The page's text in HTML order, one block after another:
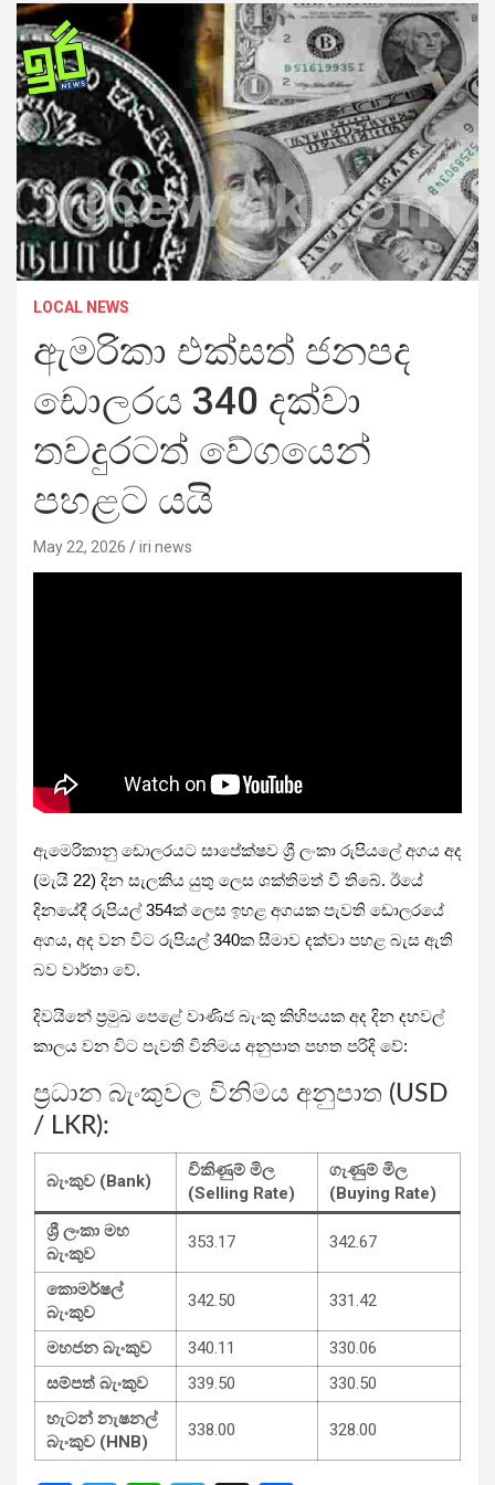
LOCAL NEWS
ඇමරිකා එක්සත් ජනපද
ඩොලරය 340 දක්වා
තවදුරටත් වේගයෙන්
පහළට යයි
May 22, 2026 iri news
ඇමෙරිකානු ඩොලරයට සාපේක්ෂව ශ්‍රී ලංකා රුපියලේ අගය අද
(මැයි 22) දින සැලකිය යුතු ලෙස ශක්තිමත් වී තිබේ. ඊයේ
දිනයේදී රුපියල් 354ක් ලෙස ඉහළ අගයක පැවති ඩොලරයේ
අගය, අද වන විට රුපියල් 340ක සීමාව දක්වා පහළ බැස ඇති
බව වාර්තා වේ.
දිවයිනේ ප්‍රමුඛ පෙළේ වාණිජ බැංකු කිහිපයක අද දින දහවල්
කාලය වන විට පැවති විනිමය අනුපාත පහත පරිදි වේ:
ප්‍රධාන බැංකුවල විනිමය අනුපාත (USD
/ LKR):
බැංකුව (Bank)
විකිණුම් මිල
(Selling Rate)
ගැණුම් මිල
(Buying Rate)
ශ්‍රී ලංකා මහ
බැංකුව
353.17 342.67
කොමර්ෂල්
බැංකුව
342.50 331.42
මහජන බැංකුව 340.11
330.06
සම්පත් බැංකුව
339.50
330.50
හැටන් නැෂනල්
බැංකුව (HNB)
338.00 328.00